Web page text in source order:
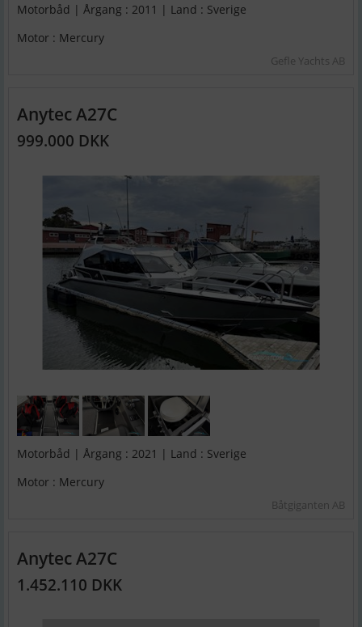
Motorbåd | Årgang : 2011 | Land : Sverige
Motor : Mercury
Gefle Yachts AB
Anytec A27C
999.000 DKK
Motorbåd | Årgang : 2021 | Land : Sverige
Motor : Mercury
Båtgiganten AB
Anytec A27C
1.452.110 DKK